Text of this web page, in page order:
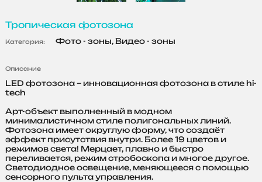
Тропическая фотозона
Категория: Фото - зоны, Видео - зоны
Описание
LED фотозона – инновационная фотозона в стиле hi-
tech
Арт-объект выполненный в модном
минималистичном стиле полигональных линий.
Фотозона имеет округлую форму, что создаёт
эффект присутствия внутри. Более 19 цветов и
режимов света! Мерцает, плавно и быстро
переливается, режим стробоскопа и многое другое.
Светодиодное освещение, меняющееся с помощью
сенсорного пульта управления.